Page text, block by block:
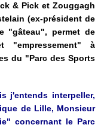
& Pick et Zouggagh
(ex-président de
"gâteau", permet de
"empressement" à
du "Parc des Sports
j'entends interpeller,
de Lille, Monsieur
concernant le Parc